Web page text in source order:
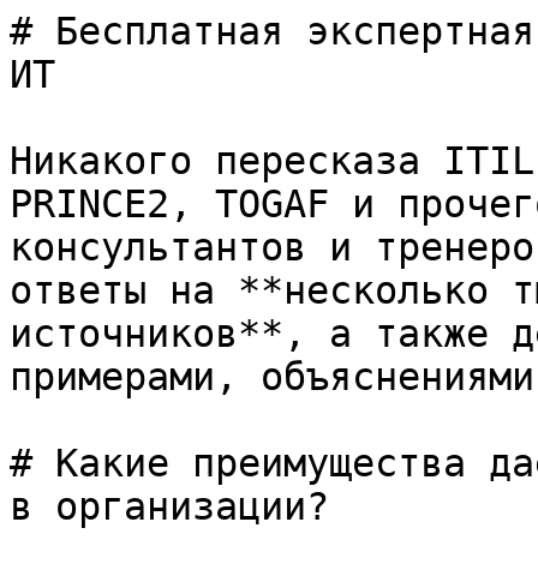
# Бесплатная
ИТ
Никакого пересказа
PRINCE2, TOGAF и
консультантов и
ответы на **несколько
источников**, а также
примерами,
# Какие преимущества
в организации?